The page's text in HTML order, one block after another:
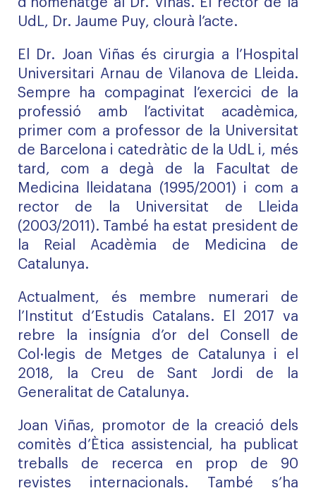
d’homenatge al Dr. Viñas. El rector de la
UdL, Dr. Jaume Puy, clourà l’acte.
El Dr. Joan Viñas és cirurgia a l’Hospital
Universitari Arnau de Vilanova de Lleida.
Sempre ha compaginat l’exercici de la
professió amb l’activitat acadèmica,
primer com a professor de la Universitat
de Barcelona i catedràtic de la UdL i, més
tard, com a degà de la Facultat de
Medicina lleidatana (1995/2001) i com a
rector de la Universitat de Lleida
(2003/2011). També ha estat president de
la Reial Acadèmia de Medicina de
Catalunya.
Actualment, és membre numerari de
l’Institut d’Estudis Catalans. El 2017 va
rebre la insígnia d’or del Consell de
Col·legis de Metges de Catalunya i el
2018, la Creu de Sant Jordi de la
Generalitat de Catalunya.
Joan Viñas, promotor de la creació dels
comitès d’Ètica assistencial, ha publicat
treballs de recerca en prop de 90
revistes internacionals. També s’ha